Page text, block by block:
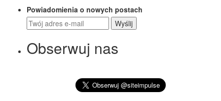
Powiadomienia o nowych postach
Wyślij
Obserwuj nas